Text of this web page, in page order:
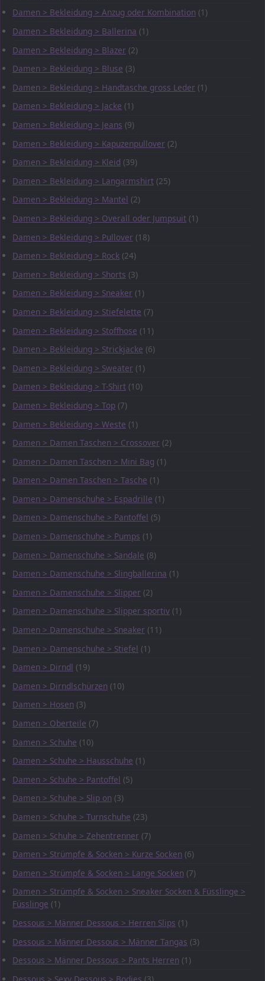
Damen > Bekleidung > Anzug oder Kombination (1)
Damen > Bekleidung > Ballerina (1)
Damen > Bekleidung > Blazer (2)
Damen > Bekleidung > Bluse (3)
Damen > Bekleidung > Handtasche gross Leder (1)
Damen > Bekleidung > Jacke (1)
Damen > Bekleidung > Jeans (9)
Damen > Bekleidung > Kapuzenpullover (2)
Damen > Bekleidung > Kleid (39)
Damen > Bekleidung > Langarmshirt (25)
Damen > Bekleidung > Mantel (2)
Damen > Bekleidung > Overall oder Jumpsuit (1)
Damen > Bekleidung > Pullover (18)
Damen > Bekleidung > Rock (24)
Damen > Bekleidung > Shorts (3)
Damen > Bekleidung > Sneaker (1)
Damen > Bekleidung > Stiefelette (7)
Damen > Bekleidung > Stoffhose (11)
Damen > Bekleidung > Strickjacke (6)
Damen > Bekleidung > Sweater (1)
Damen > Bekleidung > T-Shirt (10)
Damen > Bekleidung > Top (7)
Damen > Bekleidung > Weste (1)
Damen > Damen Taschen > Crossover (2)
Damen > Damen Taschen > Mini Bag (1)
Damen > Damen Taschen > Tasche (1)
Damen > Damenschuhe > Espadrille (1)
Damen > Damenschuhe > Pantoffel (5)
Damen > Damenschuhe > Pumps (1)
Damen > Damenschuhe > Sandale (8)
Damen > Damenschuhe > Slingballerina (1)
Damen > Damenschuhe > Slipper (2)
Damen > Damenschuhe > Slipper sportiv (1)
Damen > Damenschuhe > Sneaker (11)
Damen > Damenschuhe > Stiefel (1)
Damen > Dirndl (19)
Damen > Dirndlschürzen (10)
Damen > Hosen (3)
Damen > Oberteile (7)
Damen > Schuhe (10)
Damen > Schuhe > Hausschuhe (1)
Damen > Schuhe > Pantoffel (5)
Damen > Schuhe > Slip on (3)
Damen > Schuhe > Turnschuhe (23)
Damen > Schuhe > Zehentrenner (7)
Damen > Strümpfe & Socken > Kurze Socken (6)
Damen > Strümpfe & Socken > Lange Socken (7)
Damen > Strümpfe & Socken > Sneaker Socken & Füsslinge >
Füsslinge (1)
Dessous > Männer Dessous > Herren Slips (1)
Dessous > Männer Dessous > Männer Tangas (3)
Dessous > Männer Dessous > Pants Herren (1)